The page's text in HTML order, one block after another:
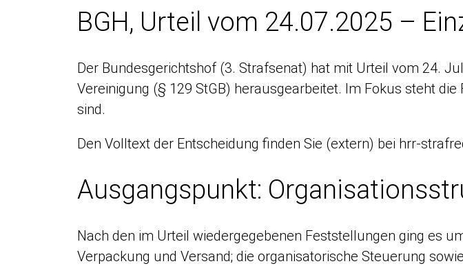
BGH, Urteil vom 24.07.2025 –
Der Bundesgerichtshof (3. Strafsenat) hat mit Urteil vom 24.
Vereinigung (§ 129 StGB) herausgearbeitet. Im Fokus steht
sind.
Den Volltext der Entscheidung finden Sie (extern) bei hrr-
Ausgangspunkt:
Nach den im Urteil wiedergegebenen Feststellungen ging es
Verpackung und Versand; die organisatorische Steuerung